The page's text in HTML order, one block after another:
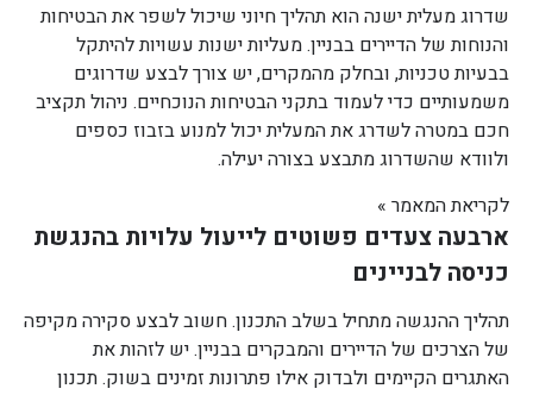
שדרוג מעלית ישנה הוא תהליך חיוני שיכול לשפר את הבטיחות
והנוחות של הדיירים בבניין. מעליות ישנות עשויות להיתקל
בבעיות טכניות, ובחלק מהמקרים, יש צורך לבצע שדרוגים
משמעותיים כדי לעמוד בתקני הבטיחות הנוכחיים. ניהול תקציב
חכם במטרה לשדרג את המעלית יכול למנוע בזבוז כספים
ולוודא שהשדרוג מתבצע בצורה יעילה.
לקריאת המאמר »
ארבעה צעדים פשוטים לייעול עלויות בהנגשת
כניסה לבניינים
תהליך ההנגשה מתחיל בשלב התכנון. חשוב לבצע סקירה מקיפה
של הצרכים של הדיירים והמבקרים בבניין. יש לזהות את
האתגרים הקיימים ולבדוק אילו פתרונות זמינים בשוק. תכנון